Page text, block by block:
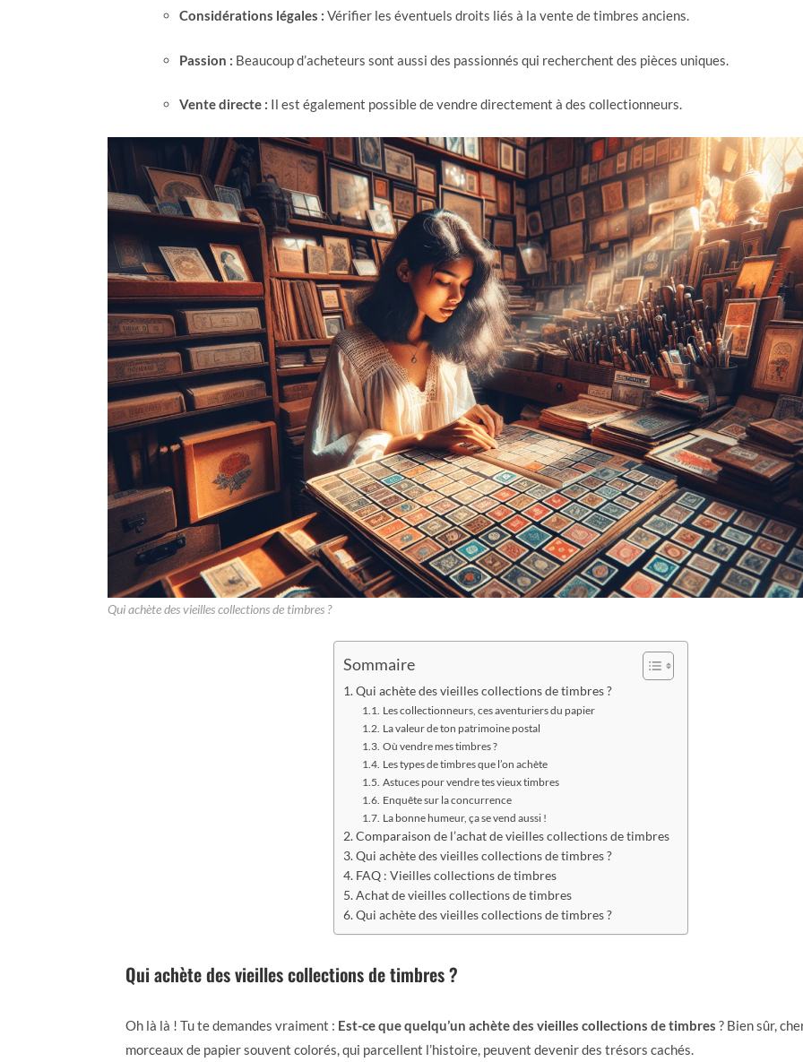
Considérations légales : Vérifier les éventuels droits liés à la vente de timbres anciens.
Passion : Beaucoup d’acheteurs sont aussi des passionnés qui recherchent des pièces uniques.
Vente directe : Il est également possible de vendre directement à des collectionneurs.
Qui achète des vieilles collections de timbres ?
Sommaire
Qui achète des vieilles collections de timbres ?
Les collectionneurs, ces aventuriers du papier
La valeur de ton patrimoine postal
Où vendre mes timbres ?
Les types de timbres que l’on achète
Astuces pour vendre tes vieux timbres
Enquête sur la concurrence
La bonne humeur, ça se vend aussi !
Comparaison de l’achat de vieilles collections de timbres
Qui achète des vieilles collections de timbres ?
FAQ : Vieilles collections de timbres
Achat de vieilles collections de timbres
Qui achète des vieilles collections de timbres ?
Qui achète des vieilles collections de timbres ?
Oh là là ! Tu te demandes vraiment : Est-ce que quelqu’un achète des vieilles collections de timbres ? Bien sûr,
morceaux de papier souvent colorés, qui parcellent l’histoire, peuvent devenir des trésors cachés.